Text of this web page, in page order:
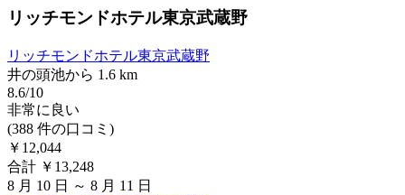
リッチモンドホテル東京武蔵野
リッチモンドホテル東京武蔵野
井の頭池から 1.6 km
8.6/10
非常に良い
(388 件の口コミ)
￥12,044
合計 ￥13,248
8 月 10 日 ～ 8 月 11 日